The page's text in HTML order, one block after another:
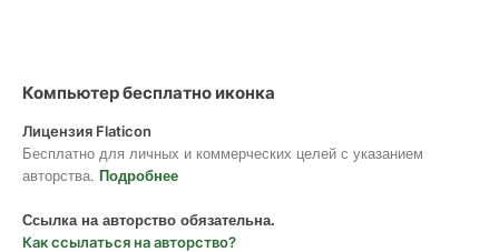
Компьютер бесплатно иконка
Лицензия Flaticon
Бесплатно для личных и коммерческих целей с указанием
авторства. Подробнее
Ссылка на авторство обязательна.
Как ссылаться на авторство?